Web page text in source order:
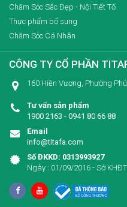
Chăm Sóc Sắc Đẹp - Nội Tiết Tố
Thực phẩm bổ sung
Chăm Sóc Cá Nhân
CÔNG TY CỔ PHẦN
160 Hiền Vương, Phường
Tư vấn sản phẩm
1900 2163 - 0941 80 66 88
Email
info@titafa.com
Số ĐKKD: 0313993927
Ngày : 01/09/2016 - Sở